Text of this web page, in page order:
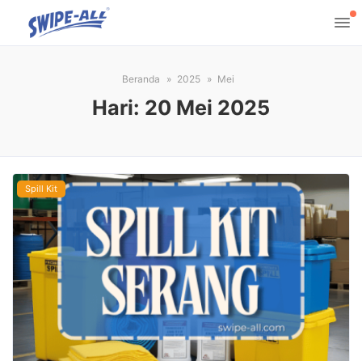
Beranda 2025 Mei
Hari: 20 Mei 2025
Spill Kit